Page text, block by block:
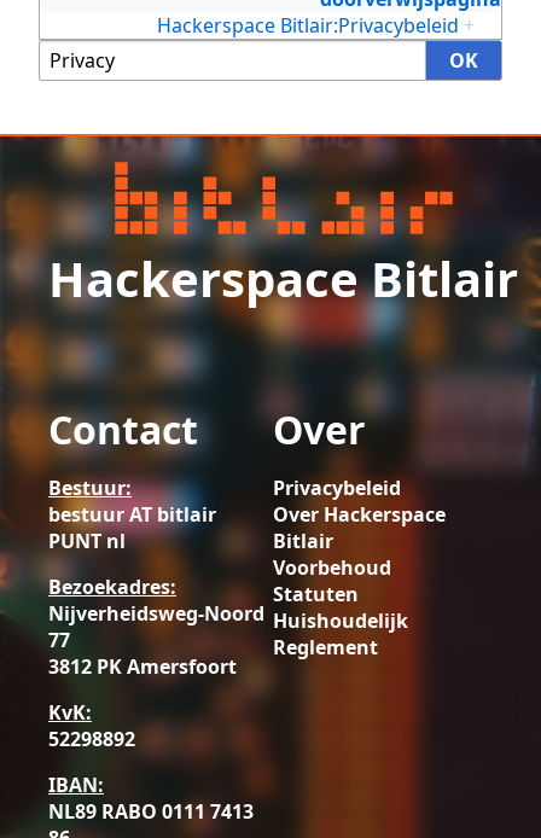
Hackerspace Bitlair:Privacybeleid +
Hackerspace Bitlair
Contact
Bestuur:
bestuur AT bitlair
PUNT nl
Bezoekadres:
Nijverheidsweg-Noord
77
3812 PK Amersfoort
KvK:
52298892
IBAN:
NL89 RABO 0111 7413
Over
Privacybeleid
Over Hackerspace
Bitlair
Voorbehoud
Statuten
Huishoudelijk
Reglement